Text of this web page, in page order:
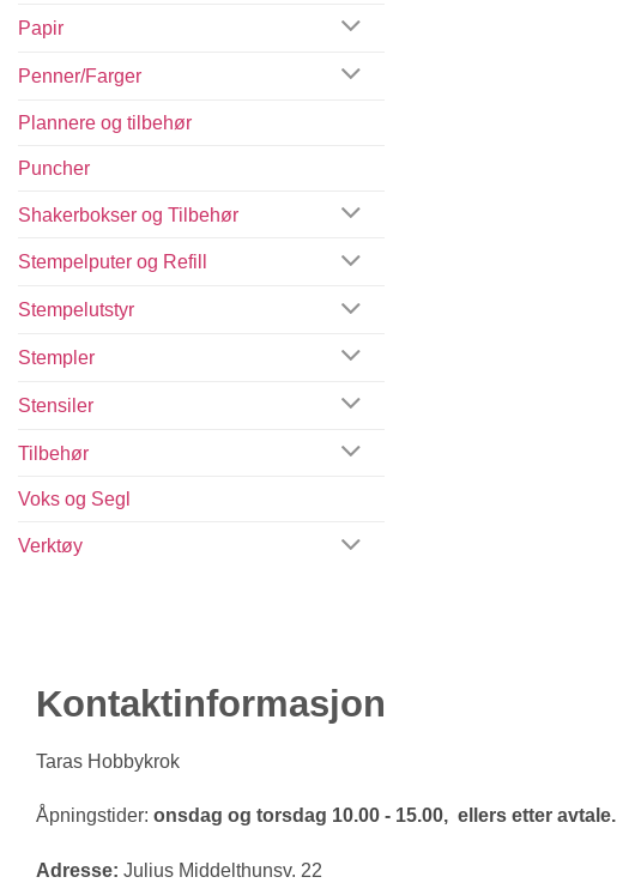
Papir
Penner/Farger
Plannere og tilbehør
Puncher
Shakerbokser og Tilbehør
Stempelputer og Refill
Stempelutstyr
Stempler
Stensiler
Tilbehør
Voks og Segl
Verktøy
Kontaktinformasjon
Taras Hobbykrok
Åpningstider: onsdag og torsdag 10.00 - 15.00, ellers etter avtale.
Adresse: Julius Middelthunsv. 22